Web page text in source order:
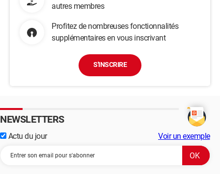
autres membres
Profitez de nombreuses fonctionnalités
supplémentaires en vous inscrivant
S'INSCRIRE
NEWSLETTERS
Actu du jour Voir un exemple